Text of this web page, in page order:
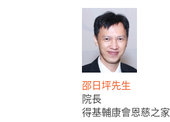
邵日坪先生
院長
得基輔康會恩慈之家